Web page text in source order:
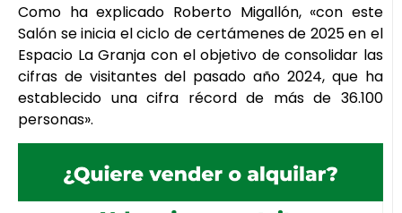
Como ha explicado Roberto Migallón, «con este
Salón se inicia el ciclo de certámenes de 2025 en el
Espacio La Granja con el objetivo de consolidar las
cifras de visitantes del pasado año 2024, que ha
establecido una cifra récord de más de 36.100
personas».